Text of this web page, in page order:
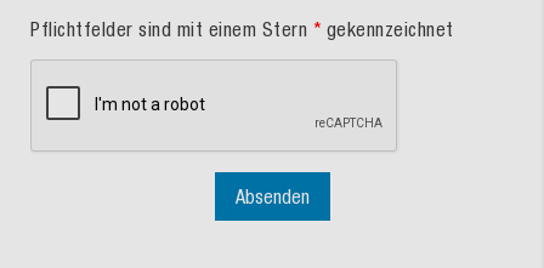
Pflichtfelder sind mit einem Stern * gekennzeichnet
Absenden